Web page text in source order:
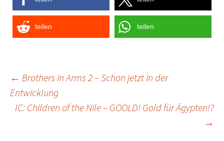
teilen teilen
Post
navigation
← Brothers in Arms 2 – Schon jetzt in der
Entwicklung
IC: Children of the Nile – GOOLD! Gold für Ägypten!?
→